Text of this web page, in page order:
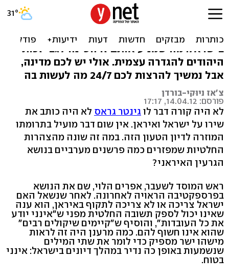
מה אנחנו יודעים על ישראל?
כולם חשים חובה להביע דעה על כל מה שקורה
בישראל. מה שמניע אותם זו הטינה לגבי זכות
היהודים להגדרה עצמית. אולי יש לכם מדינה,
אבל נמשיך להרצות לכם 24/7 מה לעשות בה
צ'אז ניוּקי-בורדן
פורסם: 14.04.12, 17:17
לא היה קורה דבר לו גינטר גראס לא היה כותב את
שירו על ישראל ואיראן. אין שום דבר מועיל בתרומתו
המוזרה לדיון הטעון הזה. במה זה שונה מהצהרות
החלטיות שמפזרים כמה פרשנים מערביים בנושא
הגרעין האיראני?
ראש המוסד לשעבר, אפרים הלוי, שם את הנושא
בפרספקטיבה הראויה לאחרונה. לאחר שנשאל האם
ישראל צריכה או לא צריכה לתקוף באיראן, הוא ענה
שאינו יכול לספק תשובה החלטית מפני ש"אינני יודע
את כל העובדות", והוסיף ש"קיימים שיקולים רבים"
שהוא אינו חשוף להם. כמה מרענן היה זה לראות
מישהו ישר מספיק כדי לומר את שתי המילים
שנשמעות באופן כה נדיר במהלך דיונים בישראל: אינני
בטוח.